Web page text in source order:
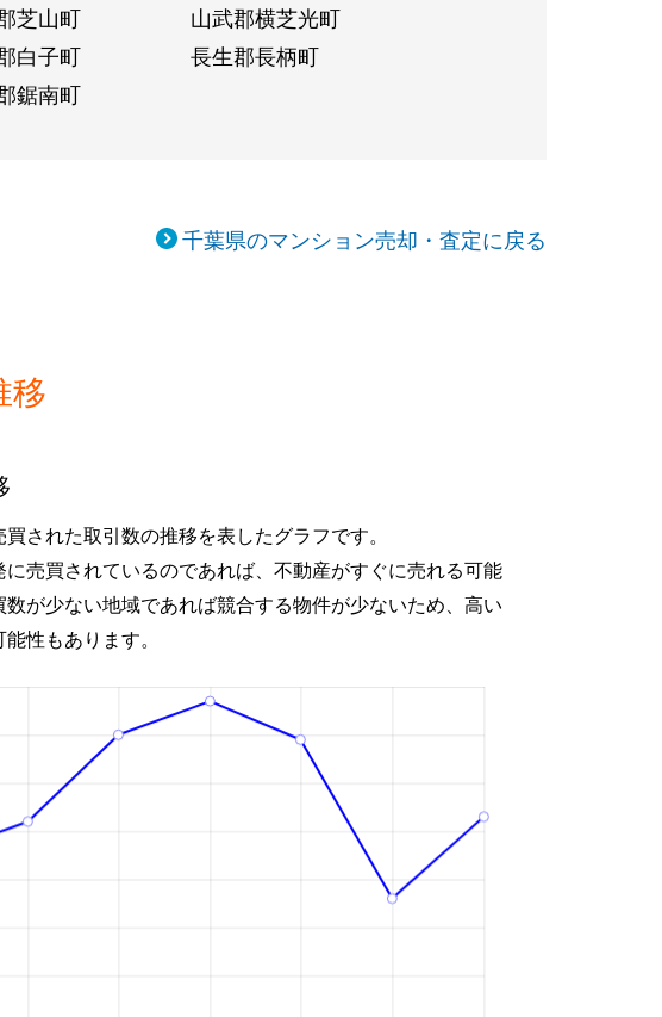
芝山町
山武郡横芝光町
白子町
長生郡長柄町
鋸南町
千葉県のマンション売却・査定に戻る
移
された取引数の推移を表したグラフです。
に売買されているのであれば、不動産がすぐに売れる可能
が少ない地域であれば競合する物件が少ないため、高い
性もあります。